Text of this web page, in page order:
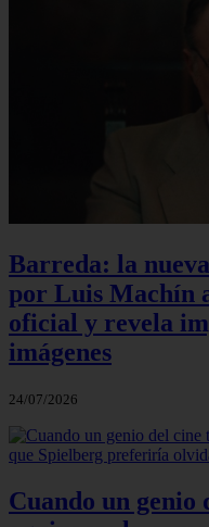
Barreda: la
por Luis Machín
oficial y revela
imágenes
24/07/2026
Cuando un genio